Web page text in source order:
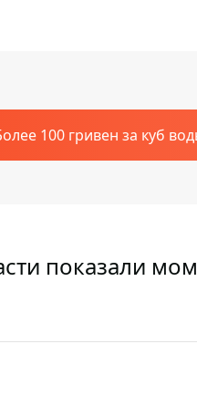
100 гривен за куб
показали